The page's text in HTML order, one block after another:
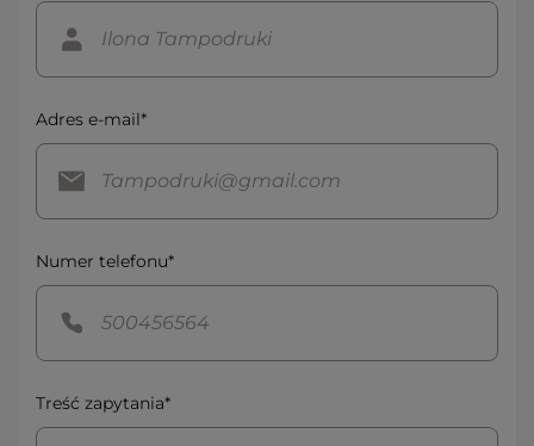
Adres e-mail*
Numer telefonu*
Treść zapytania*